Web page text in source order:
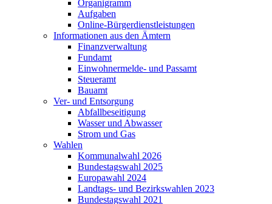
Organigramm
Aufgaben
Online-Bürgerdienstleistungen
Informationen aus den Ämtern
Finanzverwaltung
Fundamt
Einwohnermelde- und Passamt
Steueramt
Bauamt
Ver- und Entsorgung
Abfallbeseitigung
Wasser und Abwasser
Strom und Gas
Wahlen
Kommunalwahl 2026
Bundestagswahl 2025
Europawahl 2024
Landtags- und Bezirkswahlen 2023
Bundestagswahl 2021